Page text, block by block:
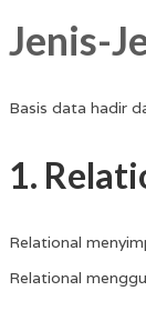
Jenis-
Basis data hadir
1.
Relational
Relational